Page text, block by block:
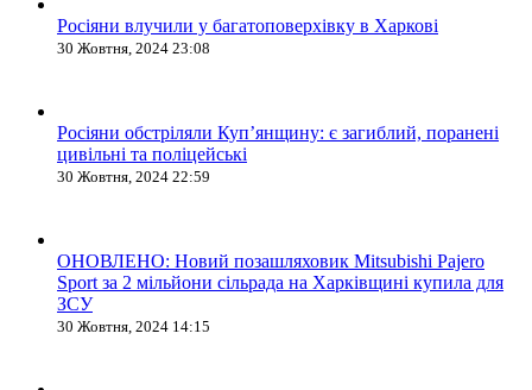
Росіяни влучили у багатоповерхівку в Харкові
30 Жовтня, 2024 23:08
Росіяни обстріляли Купʼянщину: є загиблий, поранені
цивільні та поліцейські
30 Жовтня, 2024 22:59
ОНОВЛЕНО: Новий позашляховик Mitsubishi Pajero
Sport за 2 мільйони сільрада на Харківщині купила для
ЗСУ
30 Жовтня, 2024 14:15